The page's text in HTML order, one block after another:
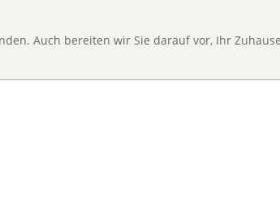
Auch bereiten wir Sie darauf vor, Ihr